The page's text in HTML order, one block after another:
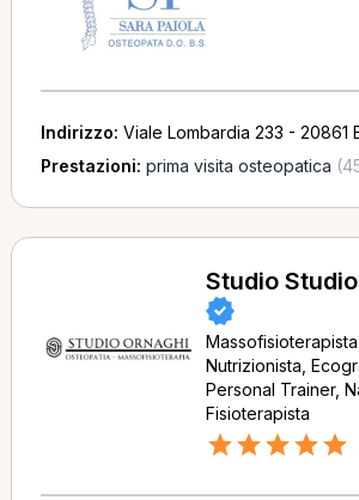
Indirizzo: Viale Lombardia 233 - 20861
Prestazioni: prima visita osteopatica
Studio
Nutrizionista,
Personal Trainer,
Fisioterapista